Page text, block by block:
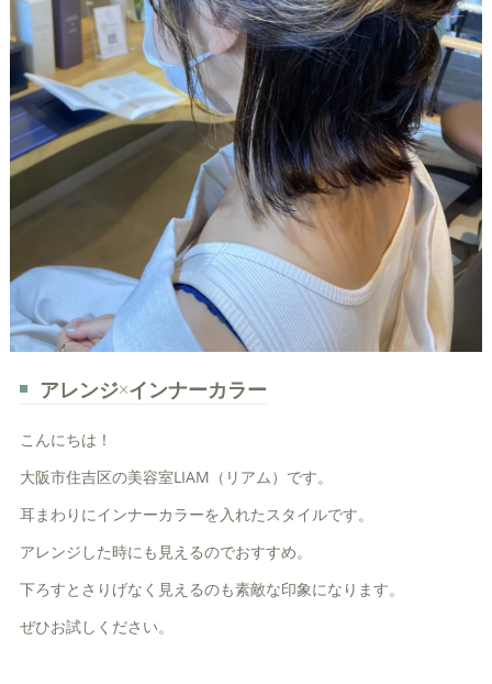
アレンジ×インナーカラー
こんにちは！
大阪市住吉区の美容室LIAM（リアム）です。
耳まわりにインナーカラーを入れたスタイルです。
アレンジした時にも見えるのでおすすめ。
下ろすとさりげなく見えるのも素敵な印象になります。
ぜひお試しください。